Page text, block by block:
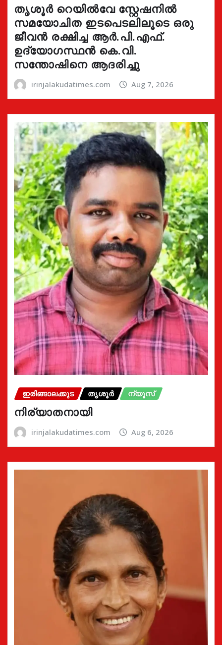
തൃശൂർ റെയിൽവേ സ്റ്റേഷനിൽ
സമയോചിത ഇടപെടലിലൂടെ ഒരു
ജീവൻ രക്ഷിച്ച ആർ.പി.എഫ്.
ഉദ്യോഗസ്ഥൻ കെ.വി.
സന്തോഷിനെ ആദരിച്ചു
irinjalakudatimes.com Aug 7, 2026
ഇരിങ്ങാലക്കുട തൃശൂർ ന്യൂസ്
നിര്യാതനായി
irinjalakudatimes.com Aug 6, 2026